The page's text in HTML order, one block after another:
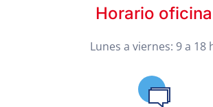
Horario oficina
Lunes a viernes: 9 a 18